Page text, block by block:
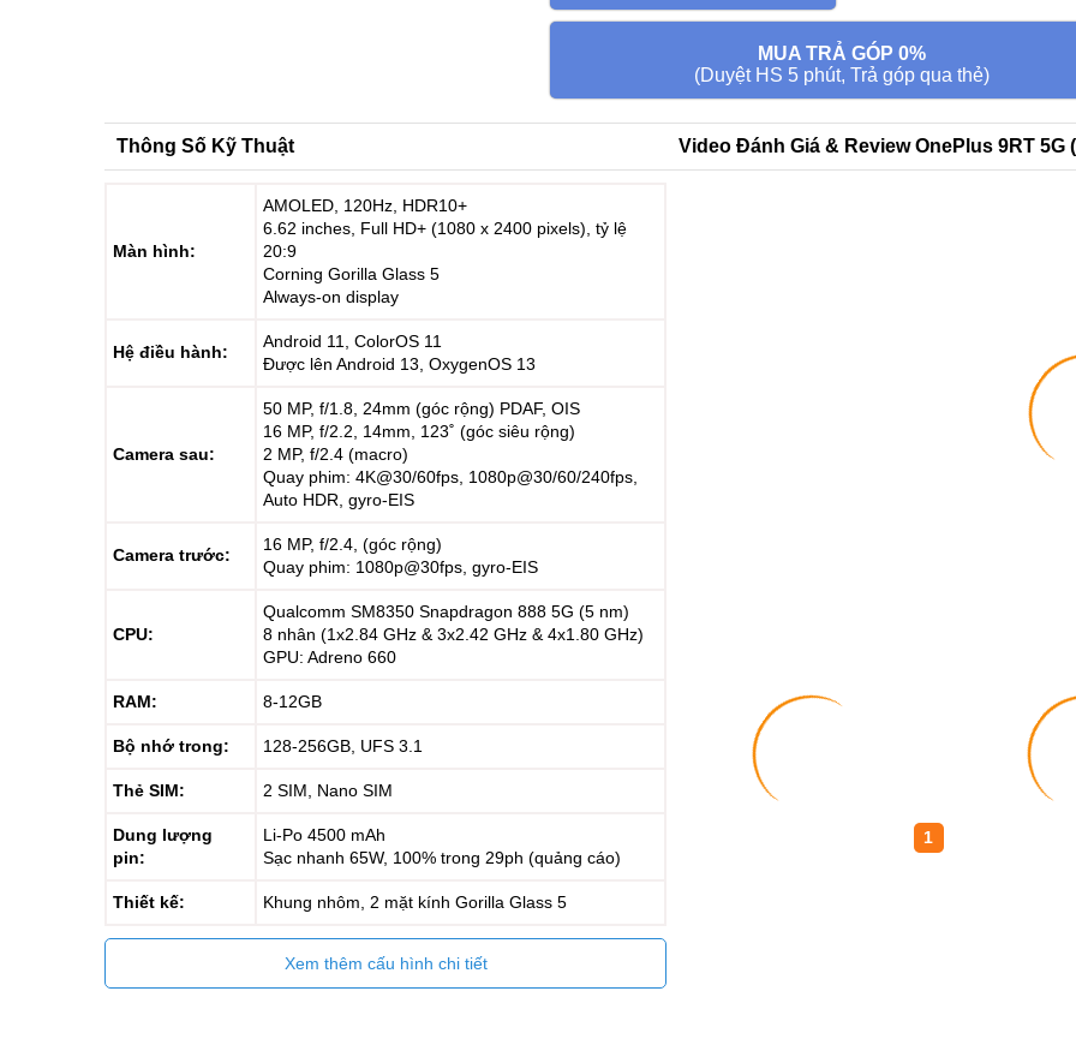
MUA TRẢ GÓP 0%
(Duyệt HS 5 phút, Trả góp qua thẻ)
Thông Số Kỹ Thuật
Màn hình:
AMOLED, 120Hz, HDR10+
6.62 inches, Full HD+ (1080 x 2400 pixels), tỷ lệ
20:9
Corning Gorilla Glass 5
Always-on display
Hệ điều hành:
Android 11, ColorOS 11
Được lên Android 13, OxygenOS 13
Camera sau:
50 MP, f/1.8, 24mm (góc rộng) PDAF, OIS
16 MP, f/2.2, 14mm, 123˚ (góc siêu rộng)
2 MP, f/2.4 (macro)
Quay phim: 4K@30/60fps, 1080p@30/60/240fps,
Auto HDR, gyro-EIS
Camera trước:
16 MP, f/2.4, (góc rộng)
Quay phim: 1080p@30fps, gyro-EIS
CPU:
Qualcomm SM8350 Snapdragon 888 5G (5 nm)
8 nhân (1x2.84 GHz & 3x2.42 GHz & 4x1.80 GHz)
GPU: Adreno 660
RAM: 8-12GB
Bộ nhớ trong: 128-256GB, UFS 3.1
Thẻ SIM: 2 SIM, Nano SIM
Dung lượng
pin:
Li-Po 4500 mAh
Sạc nhanh 65W, 100% trong 29ph (quảng cáo)
Thiết kế: Khung nhôm, 2 mặt kính Gorilla Glass 5
Xem thêm cấu hình chi tiết
Video Đánh Giá & Review OnePlus 9RT 5G
1